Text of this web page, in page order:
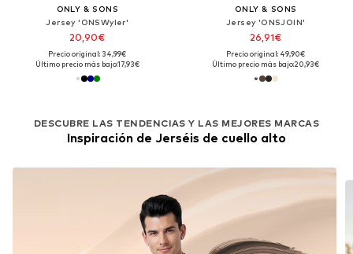
ONLY & SONS
Jersey 'ONSWyler'
20,90€
Precio original: 34,99€
Último precio más bajo:17,93€
DESCUBRE LAS TENDENCIAS Y LAS MEJORES MARCAS
Inspiración de Jerséis de cuello alto
ONLY & SONS
Jersey 'ONSJOIN'
26,91€
Precio original: 49,90€
Último precio más bajo:20,93€